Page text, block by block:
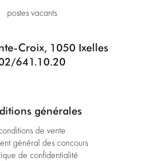
postes vacants
Croix, 1050 Ixelles
641.10.20
générales
de vente
général des concours
de confidentialité